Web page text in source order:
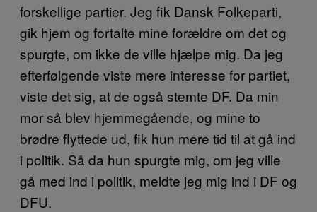
forskellige partier. Jeg fik Dansk Folkeparti,
gik hjem og fortalte mine forældre om det og
spurgte, om ikke de ville hjælpe mig. Da jeg
efterfølgende viste mere interesse for partiet,
viste det sig, at de også stemte DF. Da min
mor så blev hjemmegående, og mine to
brødre flyttede ud, fik hun mere tid til at gå ind
i politik. Så da hun spurgte mig, om jeg ville
gå med ind i politik, meldte jeg mig ind i DF og
DFU.